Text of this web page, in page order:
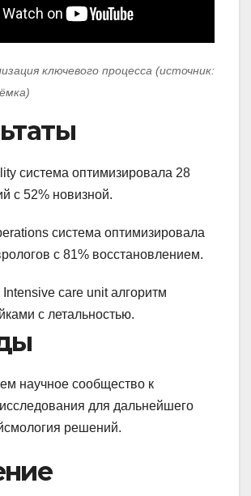
ключевого процесса (источник:
система оптимизировала 28
с 52% новизной.
система оптимизировала
с 81% восстановлением.
Intensive care unit алгоритм
с летальностью.
научное сообщество к
для дальнейшего
решений.